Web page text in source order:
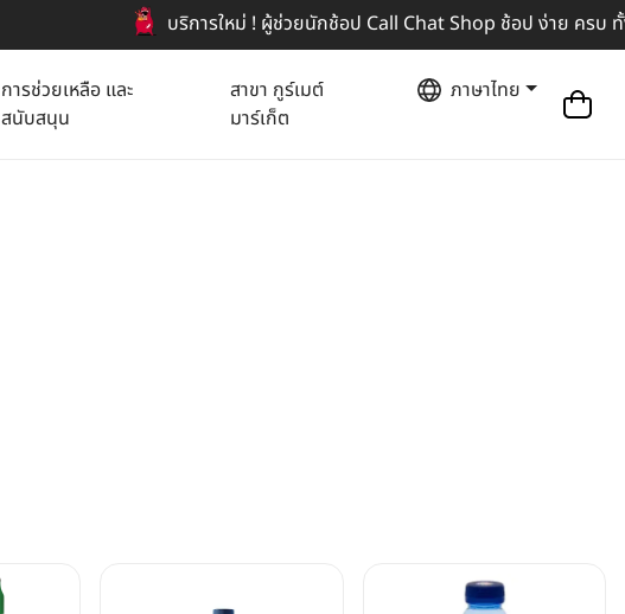
บริการใหม่ ! ผู้ช่วยนักช้อป Call Chat Shop ช้อป ง่าย ครบ ทั้งโทรแล
การช่วยเหลือ และ
สนับสนุน
สาขา กูร์เมต์
มาร์เก็ต
ภาษาไทย